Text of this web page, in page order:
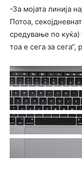
-За мојата линија
Потоа,
средување по
тоа е сега за сегa“,